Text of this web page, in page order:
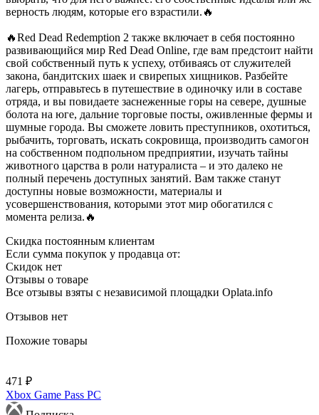
верность людям, которые его взрастили.🔥
🔥Red Dead Redemption 2 также включает в себя постоянно
развивающийся мир Red Dead Online, где вам предстоит найти
свой собственный путь к успеху, отбиваясь от служителей
закона, бандитских шаек и свирепых хищников. Разбейте
лагерь, отправьтесь в путешествие в одиночку или в составе
отряда, и вы повидаете заснеженные горы на севере, душные
болота на юге, дальние торговые посты, оживленные фермы и
шумные города. Вы сможете ловить преступников, охотиться,
рыбачить, торговать, искать сокровища, производить самогон
на собственном подпольном предприятии, изучать тайны
животного царства в роли натуралиста – и это далеко не
полный перечень доступных занятий. Вам также станут
доступны новые возможности, материалы и
усовершенствования, которыми этот мир обогатился с
момента релиза.🔥
Скидка постоянным клиентам
Если сумма покупок у продавца от:
Скидок нет
Отзывы о товаре
Все отзывы взяты с независимой площадки Oplata.info
Отзывов нет
Похожие товары
471 ₽
Xbox Game Pass PC